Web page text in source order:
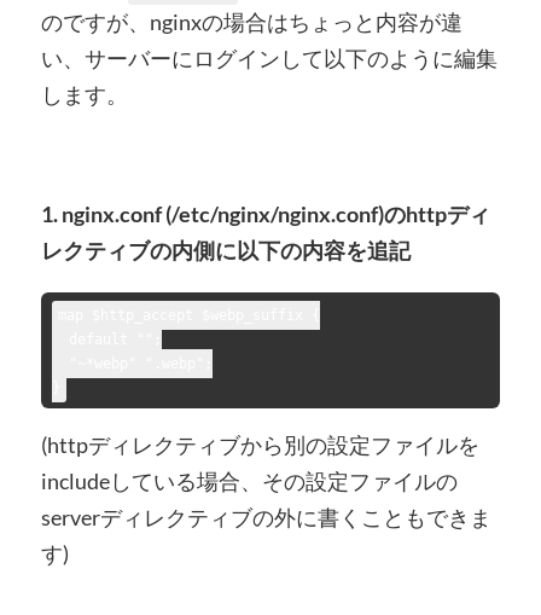
のですが、nginxの場合はちょっと内容が違
い、サーバーにログインして以下のように編集
します。
1. nginx.conf (/etc/nginx/nginx.conf)のhttpディ
レクティブの内側に以下の内容を追記
(httpディレクティブから別の設定ファイルを
includeしている場合、その設定ファイルの
serverディレクティブの外に書くこともできま
す)